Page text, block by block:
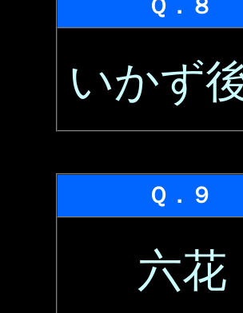
Ｑ．８
いかず
Ｑ．９
六花